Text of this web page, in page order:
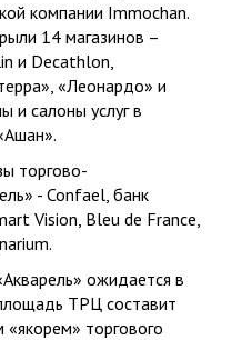
компании Immochan.
14 магазинов –
и Decathlon,
«Леонардо» и
и салоны услуг в
торгово-
- Confael, банк
Vision, Bleu de France,
ожидается в
ТРЦ составит
торгового